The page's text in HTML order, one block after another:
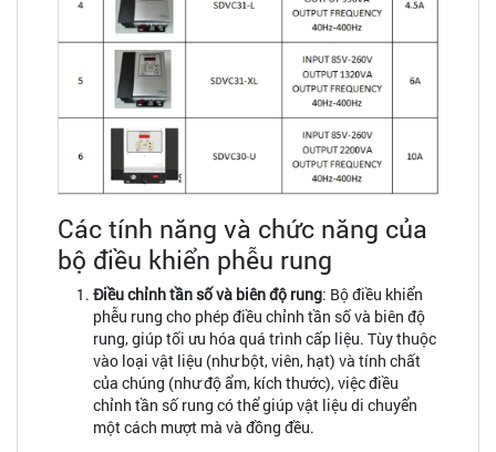
Các tính năng và chức năng của
bộ điều khiển phễu rung
Điều chỉnh tần số và biên độ rung: Bộ điều khiển
phễu rung cho phép điều chỉnh tần số và biên độ
rung, giúp tối ưu hóa quá trình cấp liệu. Tùy thuộc
vào loại vật liệu (như bột, viên, hạt) và tính chất
của chúng (như độ ẩm, kích thước), việc điều
chỉnh tần số rung có thể giúp vật liệu di chuyển
một cách mượt mà và đồng đều.